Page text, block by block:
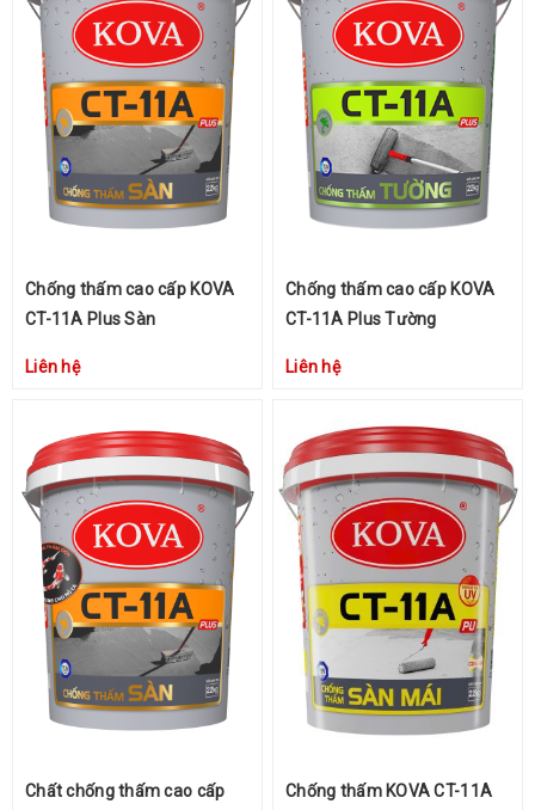
Chống thấm cao cấp KOVA
CT-11A Plus Sàn
Liên hệ
Chống thấm cao cấp KOVA
CT-11A Plus Tường
Liên hệ
Chất chống thấm cao cấp
Chống thấm KOVA CT-11A